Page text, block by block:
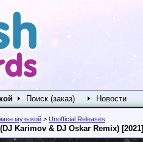
Поиск (заказ) Новости
музыкой > Unofficial Releases
Karimov & DJ Oskar Remix) [2021]